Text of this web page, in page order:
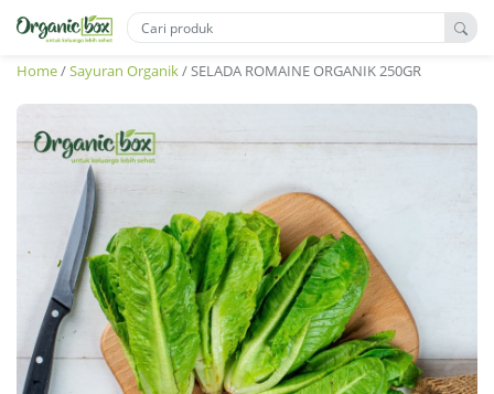
Home/Sayuran Organik/ SELADA ROMAINE ORGANIK 250GR